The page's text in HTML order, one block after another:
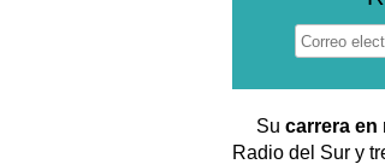
Su carrera en
Radio del Sur y